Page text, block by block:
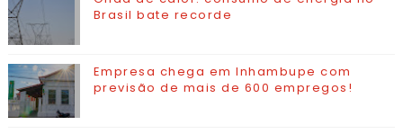
Brasil bate recorde
Empresa chega em Inhambupe com
previsão de mais de 600 empregos!